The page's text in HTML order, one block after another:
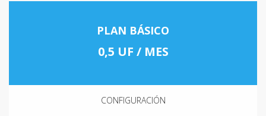
PLAN BÁSICO
0,5 UF / MES
CONFIGURACIÓN